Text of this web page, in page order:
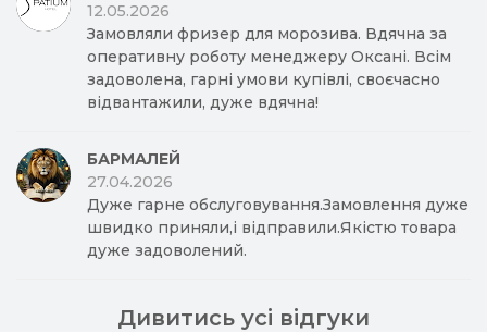
12.05.2026
Замовляли фризер для морозива. Вдячна за
оперативну роботу менеджеру Оксані. Всім
задоволена, гарні умови купівлі, своєчасно
відвантажили, дуже вдячна!
БАРМАЛЕЙ
27.04.2026
Дуже гарне обслуговування.Замовлення дуже
швидко приняли,і відправили.Якістю товара
дуже задоволений.
Дивитись усі відгуки